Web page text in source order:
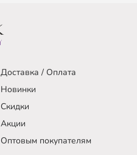
Доставка / Оплата
Новинки
Скидки
Акции
Оптовым покупателям